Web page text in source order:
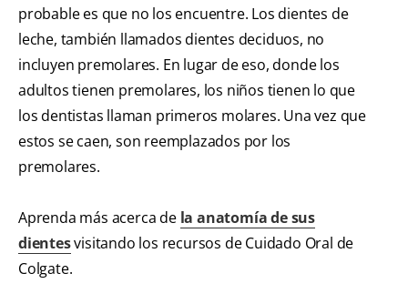
probable es que no los encuentre. Los dientes de
leche, también llamados dientes deciduos, no
incluyen premolares. En lugar de eso, donde los
adultos tienen premolares, los niños tienen lo que
los dentistas llaman primeros molares. Una vez que
estos se caen, son reemplazados por los
premolares.
Aprenda más acerca de la anatomía de sus
dientesvisitando los recursos de Cuidado Oral de
Colgate.